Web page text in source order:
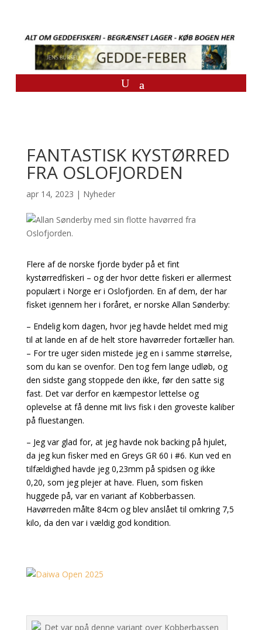
FANTASTISK KYSTØRRED
FRA OSLOFJORDEN
apr 14, 2023 | Nyheder
Flere af de norske fjorde byder på et fint
kystørredfiskeri – og der hvor dette fiskeri er allermest
populært i Norge er i Oslofjorden. En af dem, der har
fisket igennem her i foråret, er norske Allan Sønderby:
– Endelig kom dagen, hvor jeg havde heldet med mig
til at lande en af de helt store havørreder fortæller han.
– For tre uger siden mistede jeg en i samme størrelse,
som du kan se ovenfor. Den tog fem lange udløb, og
den sidste gang stoppede den ikke, før den satte sig
fast. Det var derfor en kæmpestor lettelse og
oplevelse at få denne mit livs fisk i den groveste kaliber
på fluestangen.
– Jeg var glad for, at jeg havde nok backing på hjulet,
da jeg kun fisker med en Greys GR 60 i #6. Kun ved en
tilfældighed havde jeg 0,23mm på spidsen og ikke
0,20, som jeg plejer at have. Fluen, som fisken
huggede på, var en variant af Kobberbassen.
Havørreden målte 84cm og blev anslået til omkring 7,5
kilo, da den var i vældig god kondition.